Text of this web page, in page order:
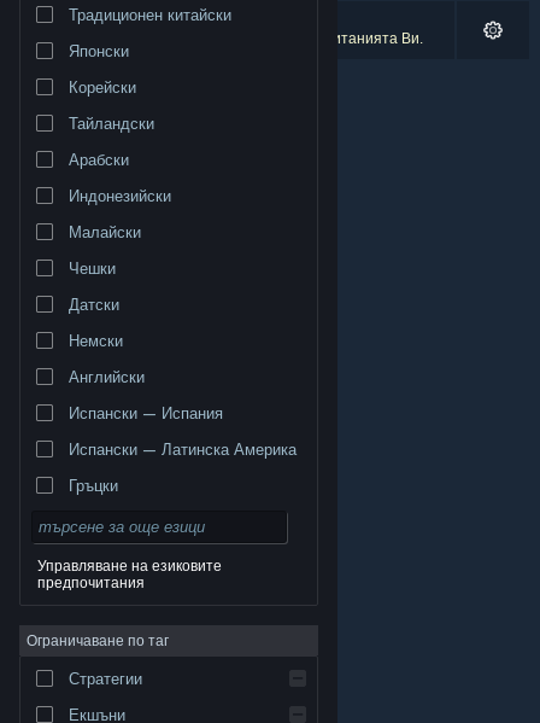
Смяна на езика
търговски марки принадлежат на съответните им
собственици в САЩ и други страни.
поверителност|Юридическа информация|
Достъпност|Условия за ползване на Steam
Възстановявания|Бисквитки
Традиционен китайски
Японски
Корейски
Тайландски
Арабски
Индонезийски
Малайски
Чешки
Датски
Немски
Английски
Испански — Испания
Испански — Латинска Америка
Гръцки
Управляване на езиковите
предпочитания
Ограничаване по таг
Стратегии
Екшъни
0 резултата съответстват на търсенето Ви.
11 заглавия бяха изключени спрямо предпочитанията Ви.